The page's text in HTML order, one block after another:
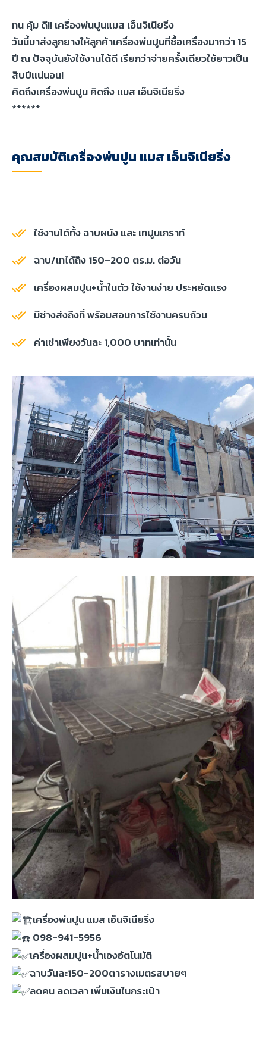
ทน คุ้ม ดี!! เครื่องพ่นปูนแมส เอ็นจิเนียริ่ง
วันนี้มาส่งลูกยางให้ลูกค้าเครื่องพ่นปูนที่ซื้อเครื่องมากว่า 15
ปี ณ ปัจจุบันยังใช้งานได้ดี เรียกว่าจ่ายครั้งเดียวใช้ยาวเป็น
สิบปีเเน่นอน!
คิดถึงเครื่องพ่นปูน คิดถึง เเมส เอ็นจิเนียริ่ง
******
คุณสมบัติเครื่องพ่นปูน แมส เอ็นจิเนียริ่ง
ใช้งานได้ทั้ง ฉาบผนัง และ เทปูนเกราท์
ฉาบ/เทได้ถึง 150–200 ตร.ม. ต่อวัน
เครื่องผสมปูน+น้ำในตัว ใช้งานง่าย ประหยัดแรง
มีช่างส่งถึงที่ พร้อมสอนการใช้งานครบถ้วน
ค่าเช่าเพียงวันละ 1,000 บาทเท่านั้น
เครื่องพ่นปูน แมส เอ็นจิเนียริ่ง
098-941-5956
เครื่องผสมปูน+น้ำเองอัตโนมัติ
ฉาบวันละ150-200ตารางเมตรสบายๆ
ลดคน ลดเวลา เพิ่มเงินในกระเป๋า